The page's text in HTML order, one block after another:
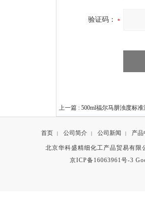
验证码：
上一篇 : 500ml福尔马肼浊度标准
首页 | 公司简介 | 公司新闻 | 产品
北京华科盛精细化工产品贸易有
京ICP备16063961号-3